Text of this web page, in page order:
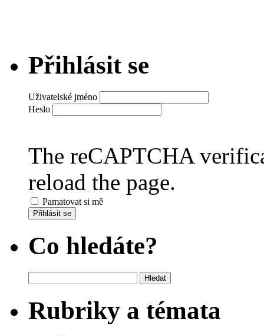
Přihlásit se
Uživatelské jméno
Heslo
The reCAPTCHA
reload the page.
Pamatovat si mě
Přihlásit se
Co hledáte?
Rubriky a témata